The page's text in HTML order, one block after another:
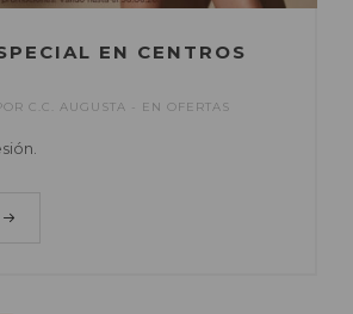
EN CENTROS
C.C. AUGUSTA EN OFERTAS